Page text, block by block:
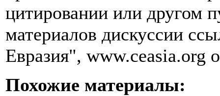
цитировании или другом
материалов дискуссии
Евразия", www.ceasia.org
Похожие материалы: